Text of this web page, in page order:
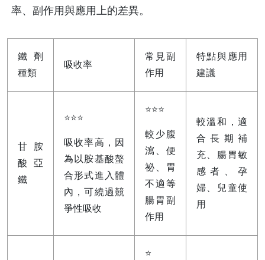
率、副作用與應用上的差異。
鐵劑
種類
吸收率
常見副
作用
特點與應用
建議
甘胺
酸亞
鐵
⭐⭐⭐
吸收率高，因
為以胺基酸螯
合形式進入體
內，可繞過競
爭性吸收
⭐⭐⭐
較少腹
瀉、便
祕、胃
不適等
腸胃副
作用
較溫和，適
合長期補
充、腸胃敏
感者、孕
婦、兒童使
用
⭐